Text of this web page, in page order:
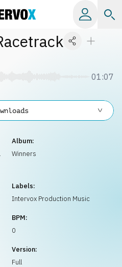
01:07
Album:
Winners
Labels:
Intervox Production Music
BPM:
0
Version:
Full